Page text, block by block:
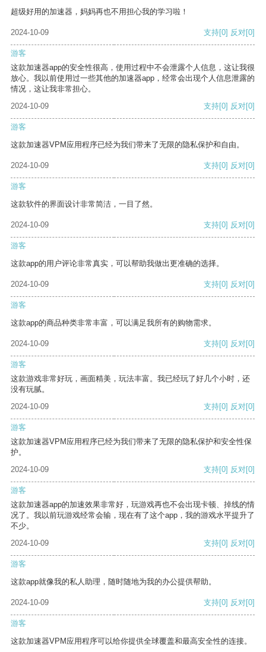
超级好用的加速器，妈妈再也不用担心我的学习啦！
2024-10-09 支持[0] 反对[0]
游客
这款加速器app的安全性很高，使用过程中不会泄露个人信息，这让我很
放心。我以前使用过一些其他的加速器app，经常会出现个人信息泄露的
情况，这让我非常担心。
2024-10-09
支持[0] 反对[0]
游客
这款加速器VPM应用程序已经为我们带来了无限的隐私保护和自由。
2024-10-09 支持[0] 反对[0]
游客
这款软件的界面设计非常简洁，一目了然。
2024-10-09 支持[0] 反对[0]
游客
这款app的用户评论非常真实，可以帮助我做出更准确的选择。
2024-10-09 支持[0] 反对[0]
游客
这款app的商品种类非常丰富，可以满足我所有的购物需求。
2024-10-09 支持[0] 反对[0]
游客
这款游戏非常好玩，画面精美，玩法丰富。我已经玩了好几个小时，还
没有玩腻。
2024-10-09
支持[0] 反对[0]
游客
这款加速器VPM应用程序已经为我们带来了无限的隐私保护和安全性保
护。
2024-10-09
支持[0] 反对[0]
游客
这款加速器app的加速效果非常好，玩游戏再也不会出现卡顿、掉线的情
况了。我以前玩游戏经常会输，现在有了这个app，我的游戏水平提升了
不少。
2024-10-09
支持[0] 反对[0]
游客
这款app就像我的私人助理，随时随地为我的办公提供帮助。
2024-10-09 支持[0] 反对[0]
游客
这款加速器VPM应用程序可以给你提供全球覆盖和最高安全性的连接。